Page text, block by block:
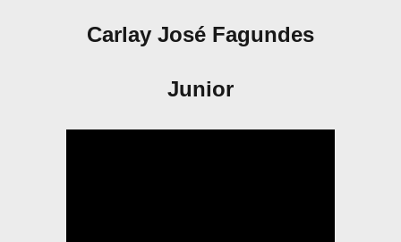
Carlay José Fagundes
Junior